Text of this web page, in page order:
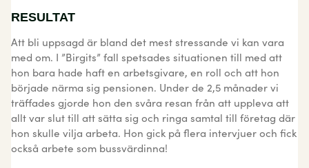
RESULTAT
Att bli uppsagd är bland det mest stressande vi kan vara
med om. I ”Birgits” fall spetsades situationen till med att
hon bara hade haft en arbetsgivare, en roll och att hon
började närma sig pensionen. Under de 2,5 månader vi
träffades gjorde hon den svåra resan från att uppleva att
allt var slut till att sätta sig och ringa samtal till företag där
hon skulle vilja arbeta. Hon gick på flera intervjuer och fick
också arbete som bussvärdinna!